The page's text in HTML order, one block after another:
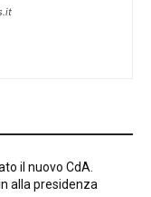
il nuovo CdA.
alla presidenza